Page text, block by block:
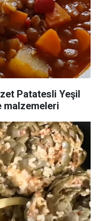
Patatesli Yeşil
malzemeleri